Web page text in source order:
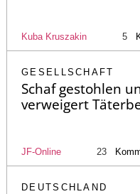
Kuba Kruszakin 5
GESELLSCHAFT
Schaf gestohlen
verweigert
JF-Online 23
DEUTSCHLAND